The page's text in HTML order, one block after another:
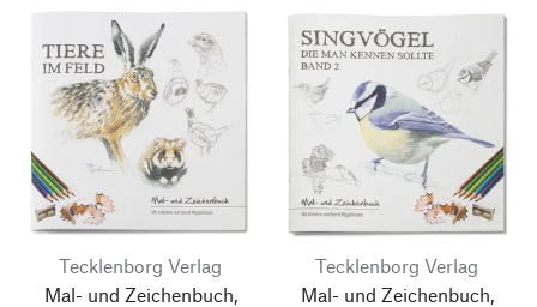
Tecklenborg Verlag
Mal- und Zeichenbuch,
Tecklenborg Verlag
Mal- und Zeichenbuch,